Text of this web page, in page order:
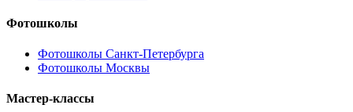
Фотошколы
Фотошколы Санкт-Петербурга
Фотошколы Москвы
Мастер-классы